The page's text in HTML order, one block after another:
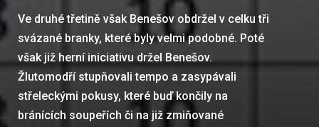
Ve druhé třetině však Benešov obdržel v celku tři
svázané branky, které byly velmi podobné. Poté
však již herní iniciativu držel Benešov.
Žlutomodří stupňovali tempo a zasypávali
střeleckými pokusy, které buď končily na
bránících soupeřích či na již zmiňované